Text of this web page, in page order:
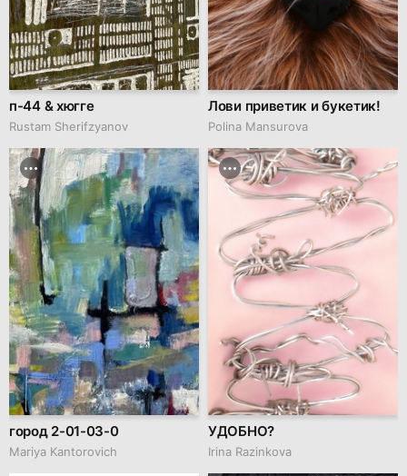
п-44 & хюгге
Rustam Sherifzyanov
Лови приветик и букетик!
Polina Mansurova
город 2-01-03-0
Mariya Kantorovich
УДОБНО?
Irina Razinkova